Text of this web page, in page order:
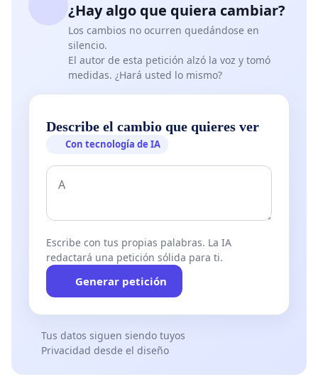
¿Hay algo que quiera cambiar?
Los cambios no ocurren quedándose en
silencio.
El autor de esta petición alzó la voz y tomó
medidas. ¿Hará usted lo mismo?
Describe el cambio que quieres ver
Con tecnología de IA
Escribe con tus propias palabras. La IA
redactará una petición sólida para ti.
Generar petición
Tus datos siguen siendo tuyos
Privacidad desde el diseño